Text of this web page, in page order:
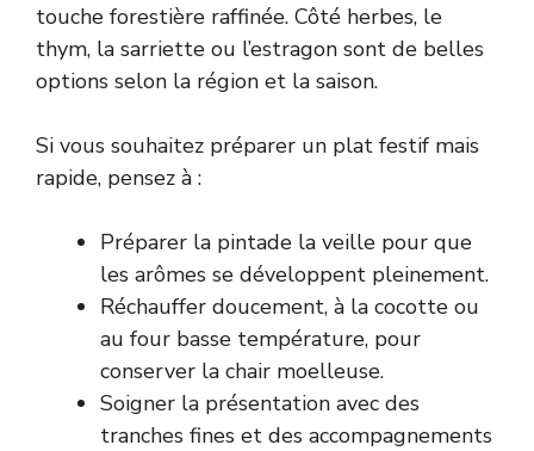
touche forestière raffinée. Côté herbes, le
thym, la sarriette ou l’estragon sont de belles
options selon la région et la saison.
Si vous souhaitez préparer un plat festif mais
rapide, pensez à :
Préparer la pintade la veille pour que
les arômes se développent pleinement.
Réchauffer doucement, à la cocotte ou
au four basse température, pour
conserver la chair moelleuse.
Soigner la présentation avec des
tranches fines et des accompagnements